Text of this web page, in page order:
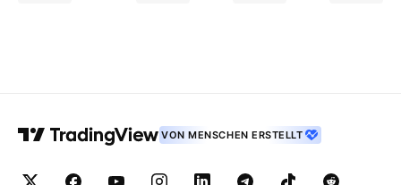
VON MENSCHEN ERSTELLT